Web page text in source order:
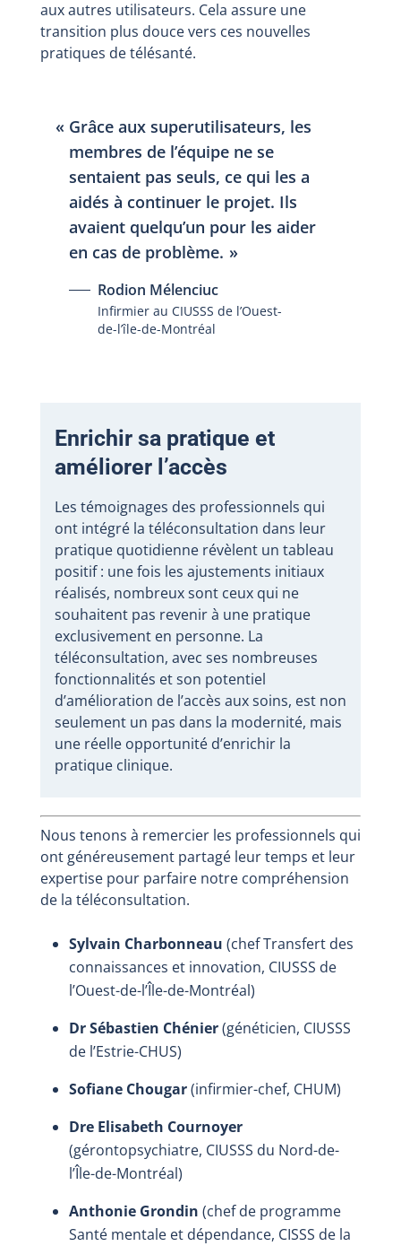
aux autres utilisateurs. Cela assure une
transition plus douce vers ces nouvelles
pratiques de télésanté.
Grâce aux superutilisateurs, les
membres de l’équipe ne se
sentaient pas seuls, ce qui les a
aidés à continuer le projet. Ils
avaient quelqu’un pour les aider
en cas de problème.
Rodion Mélenciuc
Infirmier au CIUSSS de l’Ouest-
de-l’île-de-Montréal
Enrichir sa pratique et
améliorer l’accès
Les témoignages des professionnels qui
ont intégré la téléconsultation dans leur
pratique quotidienne révèlent un tableau
positif : une fois les ajustements initiaux
réalisés, nombreux sont ceux qui ne
souhaitent pas revenir à une pratique
exclusivement en personne. La
téléconsultation, avec ses nombreuses
fonctionnalités et son potentiel
d’amélioration de l’accès aux soins, est non
seulement un pas dans la modernité, mais
une réelle opportunité d’enrichir la
pratique clinique.
Nous tenons à remercier les professionnels qui
ont généreusement partagé leur temps et leur
expertise pour parfaire notre compréhension
de la téléconsultation.
Sylvain Charbonneau (chef Transfert des
connaissances et innovation, CIUSSS de
l’Ouest-de-l’Île-de-Montréal)
Dr Sébastien Chénier(généticien, CIUSSS
de l’Estrie-CHUS)
Sofiane Chougar(infirmier-chef, CHUM)
Dre Elisabeth Cournoyer
(gérontopsychiatre, CIUSSS du Nord-de-
l’Île-de-Montréal)
Anthonie Grondin (chef de programme
Santé mentale et dépendance, CISSS de la